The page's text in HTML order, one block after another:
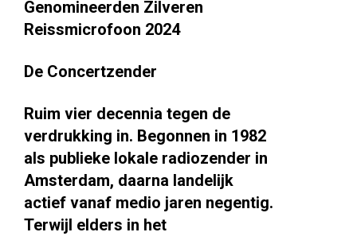
Genomineerden Zilveren
Reissmicrofoon 2024
De Concertzender
Ruim vier decennia tegen de
verdrukking in. Begonnen in 1982
als publieke lokale radiozender in
Amsterdam, daarna landelijk
actief vanaf medio jaren negentig.
Terwijl elders in het